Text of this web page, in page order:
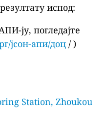
испод:
ју, погледајте
јсон-апи/доц / )
Station, Zhoukou